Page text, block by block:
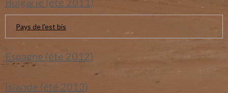
Pays de l'est bis
Espagne (été 2012)
Islande (été 2013)